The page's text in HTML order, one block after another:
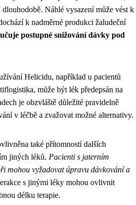
Náhlé vysazení může vést k
k nadměrné produkci žaludeční
postupné snižování dávky pod
Helicidu, například u pacientů
může být lék předepsán na
je obzvláště důležité pravidelně
v léčbě a zvažovat možné alternativy.
také přítomností dalších
jiných léků. Pacienti s jaterním
mohou vyžadovat úpravu dávkování a
s jinými léky mohou ovlivnit
délku terapie.